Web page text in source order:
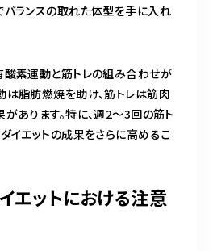
バランスの取れた体型を手に入れ
酸素運動と筋トレの組み合わせが
は脂肪燃焼を助け、筋トレは筋肉
あります。特に、週2〜3回の筋ト
イエットの成果をさらに高めるこ
エットにおける注意